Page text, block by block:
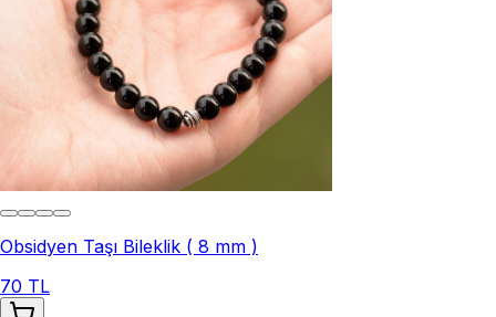
Obsidyen Taşı Bileklik ( 8 mm )
70 TL